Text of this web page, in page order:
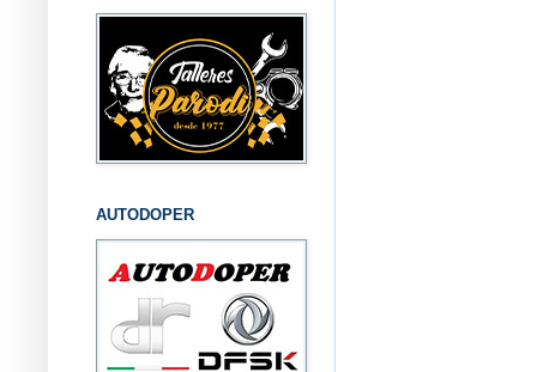
AUTODOPER